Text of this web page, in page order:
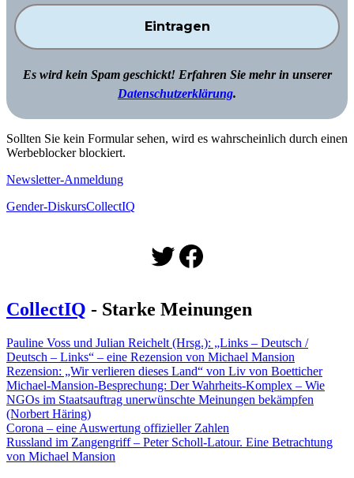
Es wird kein Spam geschickt! Erfahren Sie mehr in unserer
Datenschutzerklärung.
Sollten Sie kein Formular sehen, wird es wahrscheinlich durch einen
Werbeblocker blockiert.
Newsletter-Anmeldung
Gender-DiskursCollectIQ
Twitter
Facebook
CollectIQ - Starke Meinungen
Pauline Voss und Julian Reichelt (Hrsg.): „Links – Deutsch /
Deutsch – Links“ – eine Rezension von Michael Mansion
Rezension: „Wir verlieren dieses Land“ von Liv von Boetticher
Michael-Mansion-Besprechung: Der Wahrheits-Komplex – Wie
NGOs im Staatsauftrag unerwünschte Meinungen bekämpfen
(Norbert Häring)
Corona – eine Auswertung offizieller Zahlen
Russland im Zangengriff – Peter Scholl-Latour. Eine Betrachtung
von Michael Mansion